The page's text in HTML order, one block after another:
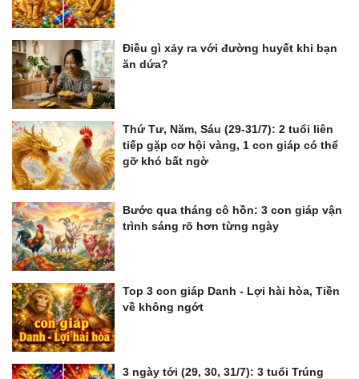
Điều gì xảy ra với đường huyết khi bạn
ăn dứa?
Thứ Tư, Năm, Sáu (29-31/7): 2 tuổi liên
tiếp gặp cơ hội vàng, 1 con giáp có thể
gỡ khó bất ngờ
Bước qua tháng cô hồn: 3 con giáp vận
trình sáng rõ hơn từng ngày
Top 3 con giáp Danh - Lợi hài hòa, Tiền
về không ngớt
3 ngày tới (29, 30, 31/7): 3 tuổi Trúng